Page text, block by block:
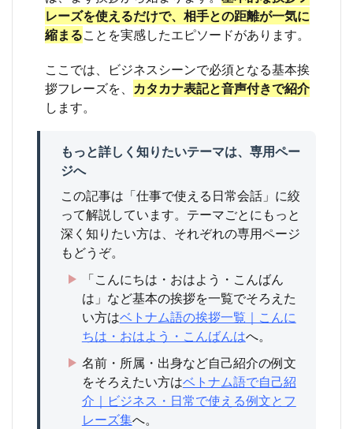
南部
で言
い方
わり
ます
か？
9.5
丁寧
な言
い方
や、
ほか
のテ
ーマ
も知
りた
す。
め】
レーズを使えるだけで、相手との距離が一気に
縮まることを実感したエピソードがあります。
ここでは、ビジネスシーンで必須となる基本挨
拶フレーズを、 カタカナ表記と音声付きで紹介
します。
もっと詳しく知りたいテーマは、専用ペー
ジへ
この記事は「仕事で使える日常会話」に絞
って解説しています。テーマごとにもっと
深く知りたい方は、それぞれの専用ページ
もどうぞ。
「こんにちは・おはよう・こんばん
は」など基本の挨拶を一覧でそろえた
い方はベトナム語の挨拶一覧｜こんに
ちは・おはよう・こんばんはへ。
名前・所属・出身など自己紹介の例文
をそろえたい方はベトナム語で自己紹
介｜ビジネス・日常で使える例文とフ
レーズ集へ。